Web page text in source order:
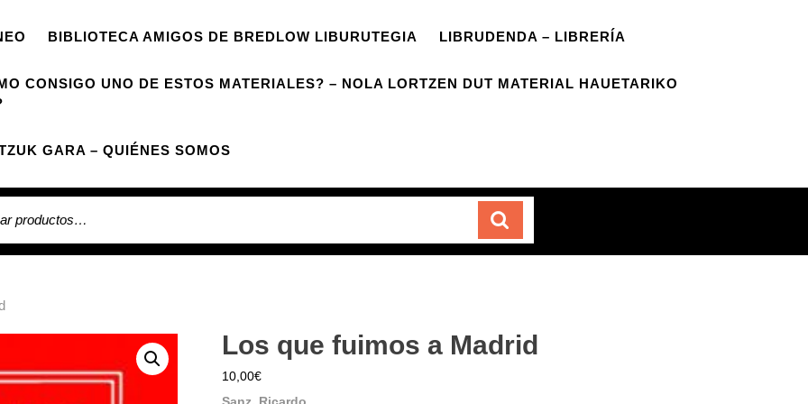
BIBLIOTECA AMIGOS DE BREDLOW LIBURUTEGIA LIBRUDENDA – LIBRERÍA
CONSIGO UNO DE ESTOS MATERIALES? – NOLA LORTZEN DUT MATERIAL HAUETARIKO
GARA – QUIÉNES SOMOS
Los que fuimos a Madrid
10,00€